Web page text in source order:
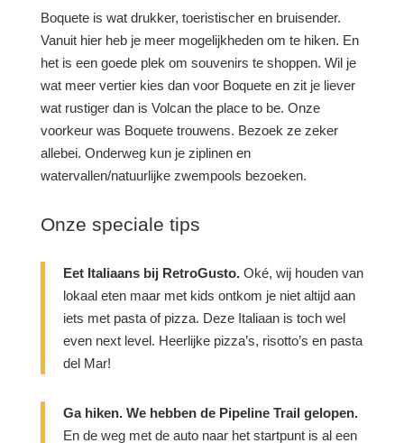
Boquete is wat drukker, toeristischer en bruisender.
Vanuit hier heb je meer mogelijkheden om te hiken. En
het is een goede plek om souvenirs te shoppen. Wil je
wat meer vertier kies dan voor Boquete en zit je liever
wat rustiger dan is Volcan the place to be. Onze
voorkeur was Boquete trouwens. Bezoek ze zeker
allebei. Onderweg kun je ziplinen en
watervallen/natuurlijke zwempools bezoeken.
Onze speciale tips
Eet Italiaans bij RetroGusto.Oké, wij houden van
lokaal eten maar met kids ontkom je niet altijd aan
iets met pasta of pizza. Deze Italiaan is toch wel
even next level. Heerlijke pizza’s, risotto’s en pasta
del Mar!
Ga hiken. We hebben de Pipeline Trail gelopen.
En de weg met de auto naar het startpunt is al een